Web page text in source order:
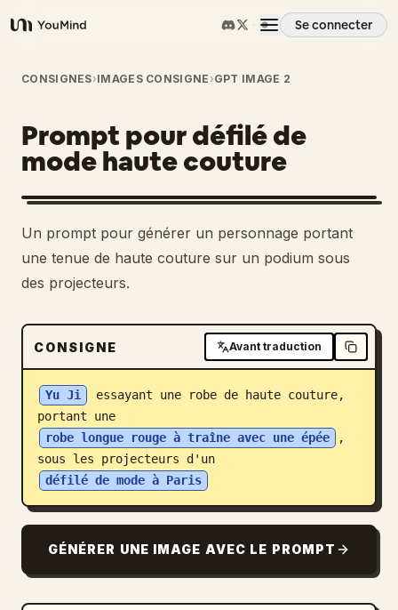
YouMind
Se connecter
Aperçu
Cas d'usage
Compétences
Invites
Télécharger
Blog
Mises à jour
CONSIGNES›IMAGES CONSIGNE ›GPT IMAGE 2
Prompt pour défilé de
mode haute couture
Un prompt pour générer un personnage portant
une tenue de haute couture sur un podium sous
des projecteurs.
CONSIGNE Avant traduction
Yu Ji
essayant une robe de haute couture,
portant une
robe longue rouge à traîne avec une épée
,
sous les projecteurs d'un
défilé de mode à Paris
GÉNÉRER UNE IMAGE AVEC LE PROMPT